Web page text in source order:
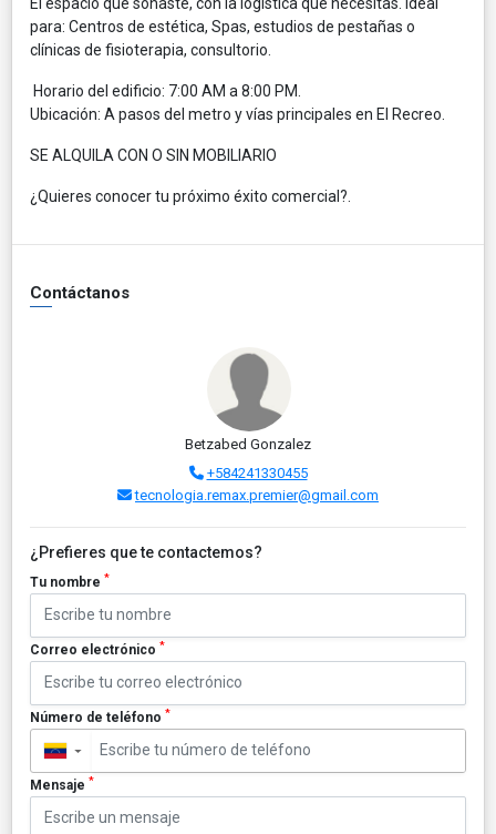
para: Centros de estética, Spas, estudios de pestañas o
clínicas de fisioterapia, consultorio.
Horario del edificio: 7:00 AM a 8:00 PM.
Ubicación: A pasos del metro y vías principales en El Recreo.
SE ALQUILA CON O SIN MOBILIARIO
¿Quieres conocer tu próximo éxito comercial?.
Contáctanos
Betzabed Gonzalez
+584241330455
tecnologia.remax.premier@gmail.com
¿Prefieres que te contactemos?
Tu nombre *
Correo electrónico *
Número de teléfono *
▼
Mensaje *